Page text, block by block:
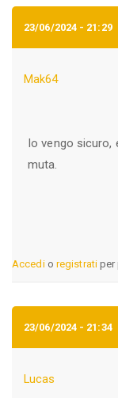
23/06/2024 - 21:29
Mak64
Io vengo sicuro,
muta.
Accedio registratiper
23/06/2024 - 21:34
Lucas